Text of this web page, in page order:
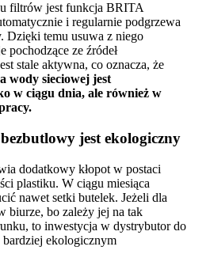
filtrów jest funkcja BRITA
i regularnie podgrzewa
Dzięki temu usuwa z niego
pochodzące ze źródeł
stale aktywna, co oznacza, że
wody sieciowej jest
w ciągu dnia, ale również w
jest ekologiczny
dodatkowy kłopot w postaci
plastiku. W ciągu miesiąca
nawet setki butelek. Jeżeli dla
biurze, bo zależy jej na tak
to inwestycja w dystrybutor do
ekologicznym